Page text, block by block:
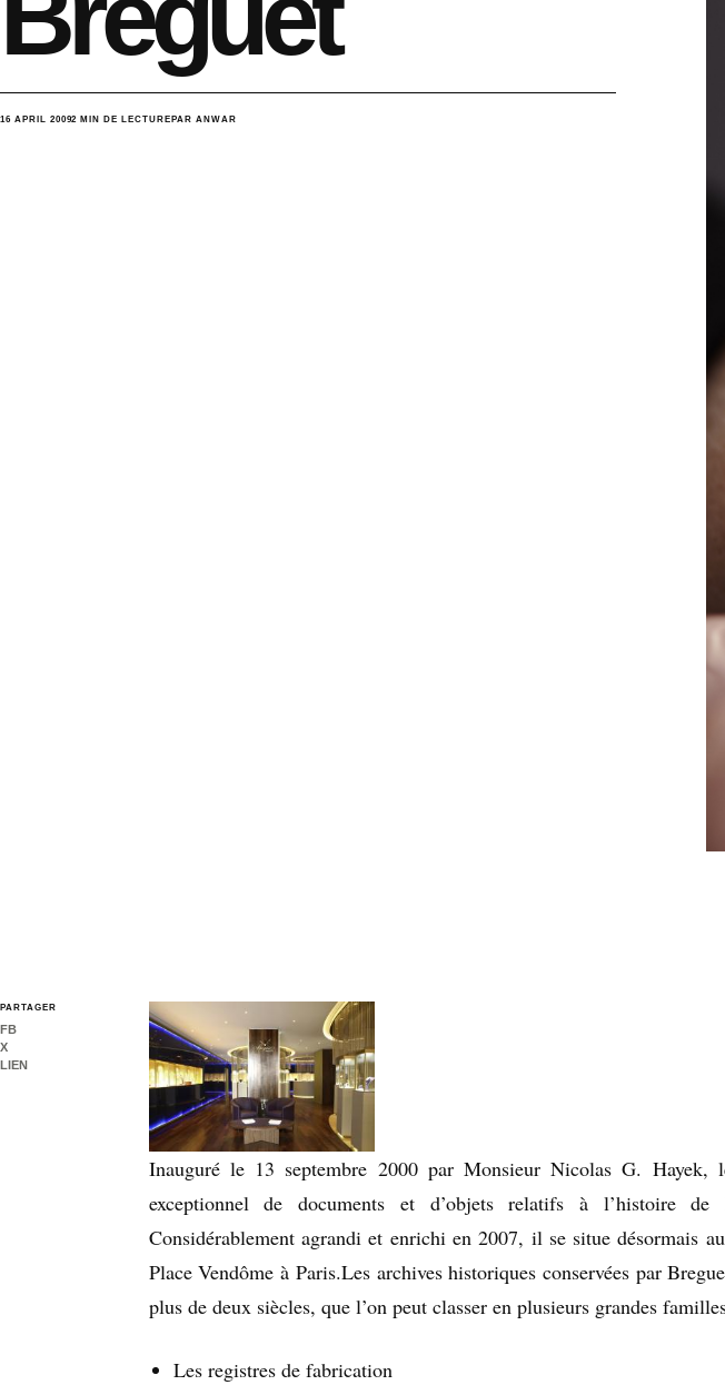
16 APRIL 20092 MIN DE LECTURE PAR ANWAR
PARTAGER
FB
X
LIEN
Inauguré le 13 septembre 2000 par Monsieur Nicolas G. Hayek,
exceptionnel de documents et d’objets relatifs à l’histoire
Considérablement agrandi et enrichi en 2007, il se situe désormais
Place Vendôme à Paris.Les archives historiques conservées par
plus de deux siècles, que l’on peut classer en plusieurs grandes
Les registres de fabrication